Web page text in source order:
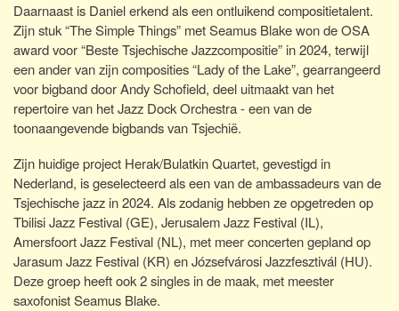
Daarnaast is Daniel erkend als een ontluikend compositietalent.
Zijn stuk “The Simple Things” met Seamus Blake won de OSA
award voor “Beste Tsjechische Jazzcompositie” in 2024, terwijl
een ander van zijn composities “Lady of the Lake”, gearrangeerd
voor bigband door Andy Schofield, deel uitmaakt van het
repertoire van het Jazz Dock Orchestra - een van de
toonaangevende bigbands van Tsjechië.
Zijn huidige project Herak/Bulatkin Quartet, gevestigd in
Nederland, is geselecteerd als een van de ambassadeurs van de
Tsjechische jazz in 2024. Als zodanig hebben ze opgetreden op
Tbilisi Jazz Festival (GE), Jerusalem Jazz Festival (IL),
Amersfoort Jazz Festival (NL), met meer concerten gepland op
Jarasum Jazz Festival (KR) en Józsefvárosi Jazzfesztivál (HU).
Deze groep heeft ook 2 singles in de maak, met meester
saxofonist Seamus Blake.